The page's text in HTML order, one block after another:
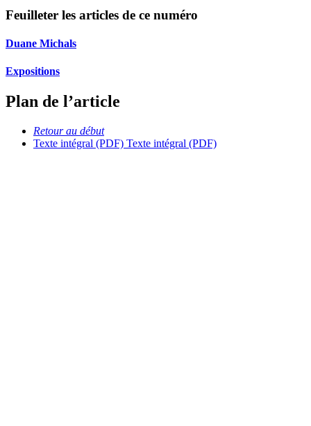
Feuilleter les articles de ce numéro
Duane Michals
Expositions
Plan de l’article
Retour au début
Texte intégral (PDF) Texte intégral (PDF)